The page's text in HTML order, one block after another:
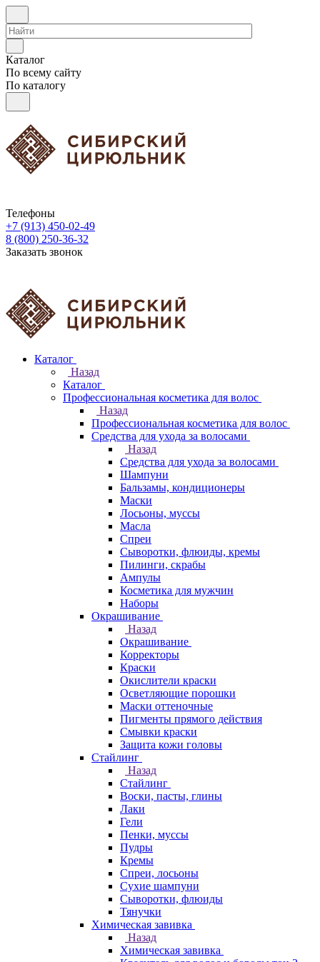
Каталог
По всему сайту
По каталогу
Телефоны
+7 (913) 450-02-49
8 (800) 250-36-32
Заказать звонок
Каталог
Назад
Каталог
Профессиональная косметика для волос
Назад
Профессиональная косметика для волос
Средства для ухода за волосами
Назад
Средства для ухода за волосами
Шампуни
Бальзамы, кондиционеры
Маски
Лосьоны, муссы
Масла
Спреи
Сыворотки, флюиды, кремы
Пилинги, скрабы
Ампулы
Косметика для мужчин
Наборы
Окрашивание
Назад
Окрашивание
Корректоры
Краски
Окислители краски
Осветляющие порошки
Маски оттеночные
Пигменты прямого действия
Смывки краски
Защита кожи головы
Стайлинг
Назад
Стайлинг
Воски, пасты, глины
Лаки
Гели
Пенки, муссы
Пудры
Кремы
Спреи, лосьоны
Сухие шампуни
Сыворотки, флюиды
Тянучки
Химическая завивка
Назад
Химическая завивка